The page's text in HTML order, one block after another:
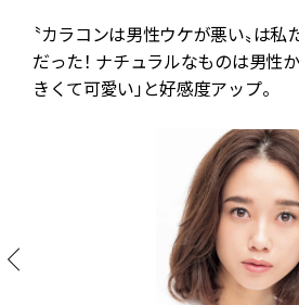
〝カラコンは男性ウケが悪い〟は
だった！ ナチュラルなものは男性
きくて可愛い」と好感度アップ。